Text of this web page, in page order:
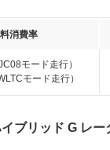
消費率
モード走行）
モード走行）
ブリッド G レ